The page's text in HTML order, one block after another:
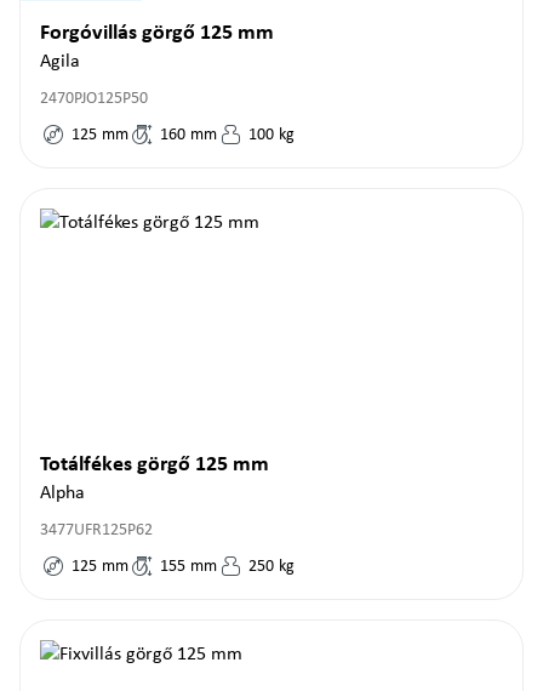
Forgóvillás görgő 125 mm
Agila
2470PJO125P50
125 mm 160 mm 100 kg
Totálfékes görgő 125 mm
Alpha
3477UFR125P62
125 mm 155 mm 250 kg